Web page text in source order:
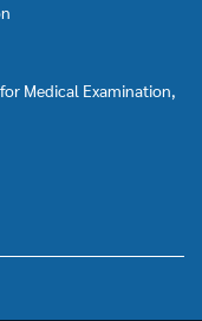
Medical Examination,